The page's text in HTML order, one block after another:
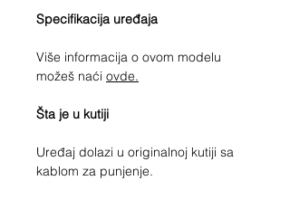
Specifikacija uređaja
Više informacija o ovom modelu
možeš naći ovde.
Šta je u kutiji
Uređaj dolazi u originalnoj kutiji sa
kablom za punjenje.